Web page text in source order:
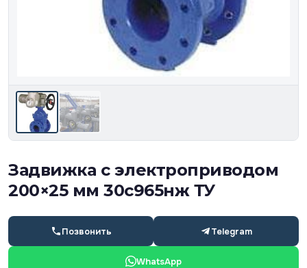
Задвижка с электроприводом
200×25 мм 30с965нж ТУ
Позвонить Telegram
WhatsApp